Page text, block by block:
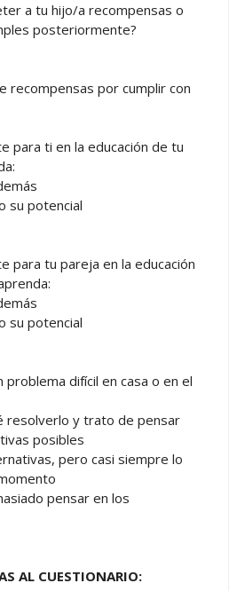
a tu hijo/a recompensas o
posteriormente?
recompensas por cumplir con
para ti en la educación de tu
su potencial
para tu pareja en la educación
su potencial
problema difícil en casa o en el
resolverlo y trato de pensar
posibles
pero casi siempre lo
pensar en los
AL CUESTIONARIO: